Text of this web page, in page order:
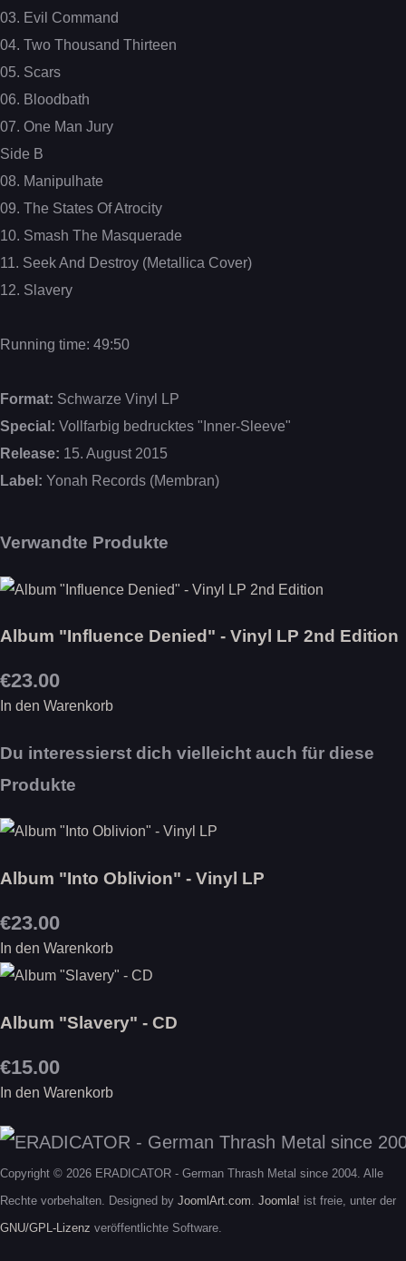
03. Evil Command
04. Two Thousand Thirteen
05. Scars
06. Bloodbath
07. One Man Jury
Side B
08. Manipulhate
09. The States Of Atrocity
10. Smash The Masquerade
11. Seek And Destroy (Metallica Cover)
12. Slavery
Running time: 49:50
Format: Schwarze Vinyl LP
Special: Vollfarbig bedrucktes "Inner-Sleeve"
Release: 15. August 2015
Label: Yonah Records (Membran)
Verwandte Produkte
Album "Influence Denied" - Vinyl LP 2nd Edition
€23.00
In den Warenkorb
Du interessierst dich vielleicht auch für diese
Produkte
Album "Into Oblivion" - Vinyl LP
€23.00
In den Warenkorb
Album "Slavery" - CD
€15.00
In den Warenkorb
Copyright © 2026 ERADICATOR - German Thrash Metal since 2004. Alle
Rechte vorbehalten. Designed by JoomlArt.com. Joomla! ist freie, unter der
GNU/GPL-Lizenz veröffentlichte Software.